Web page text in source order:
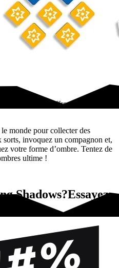
voyagez et affrontez vos
monde pour collecter des
sorts, invoquez un compagnon et,
votre forme d’ombre. Tentez de
ultime !
Shadows?Essayez-